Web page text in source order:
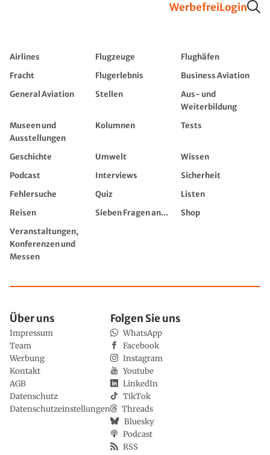
WerbefreiLogin
Airlines Flugzeuge
Flughäfen
Fracht
Flugerlebnis
Business Aviation
General Aviation
Stellen
Aus- und
Weiterbildung
Museen und
Ausstellungen
Kolumnen Tests
Geschichte Umwelt
Wissen
Podcast
Interviews
Sicherheit
Fehlersuche
Quiz
Listen
Reisen
Sieben Fragen an...
Shop
Veranstaltungen,
Konferenzen und
Messen
Über uns
Impressum
Team
Werbung
Kontakt
AGB
Datenschutz
Datenschutzeinstellungen
Folgen Sie uns
WhatsApp
Facebook
Instagram
Youtube
LinkedIn
TikTok
Threads
Bluesky
Podcast
RSS